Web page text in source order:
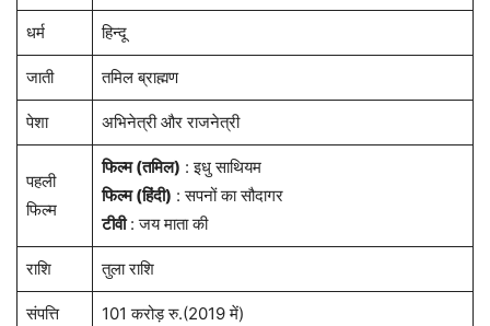
धर्म हिन्दू
जाती तमिल ब्राह्मण
पेशा अभिनेत्री और राजनेत्री
पहली
फिल्म
फिल्म (तमिल) : इधु साथियम
फिल्म (हिंदी) : सपनों का सौदागर
टीवी: जय माता की
राशि तुला राशि
संपत्ति 101 करोड़ रु.(2019 में)